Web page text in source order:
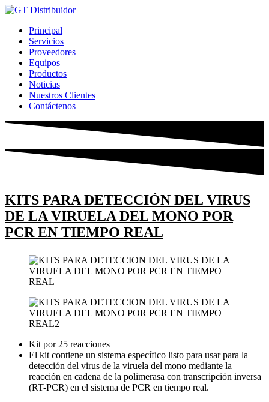
Ir
contenidoPrincipal
Servicios
Proveedores
Equipos
Productos
Noticias
Nuestros Clientes
Contáctenos
KITS PARA DETECCIÓN DEL VIRUS
DE LA VIRUELA DEL MONO POR
PCR EN TIEMPO REAL
Kit por 25 reacciones
El kit contiene un sistema específico listo para usar para la
detección del virus de la viruela del mono mediante la
reacción en cadena de la polimerasa con transcripción inversa
(RT-PCR) en el sistema de PCR en tiempo real.